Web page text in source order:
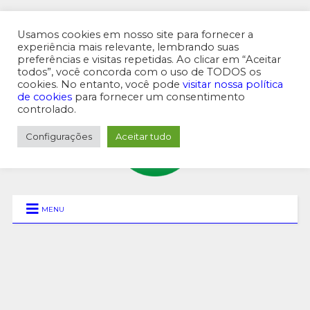
MENU SUPERIOR
MENU
Usamos cookies em nosso site para fornecer a
experiência mais relevante, lembrando suas
preferências e visitas repetidas. Ao clicar em “Aceitar
todos”, você concorda com o uso de TODOS os
cookies. No entanto, você pode visitar nossa política
de cookies para fornecer um consentimento
controlado.
Configurações Aceitar tudo